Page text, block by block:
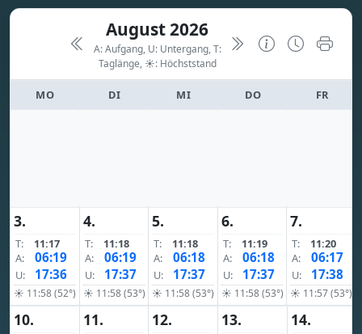
August 2026
A: Aufgang, U: Untergang, T:
Taglänge, ☀: Höchststand
MO DI MI DO FR
3.
T:
11:17
A:
06:19
U: 17:36
☀ 11:58 (52°)
4.
T:
11:18
A:
06:19
U: 17:37
☀ 11:58 (53°)
5.
T:
11:18
A:
06:18
U: 17:37
☀ 11:58 (53°)
6.
T:
11:19
A:
06:18
U: 17:37
☀ 11:58 (53°)
7.
T:
11:20
A:
06:17
U: 17:38
☀ 11:57 (53°)
10. 11. 12. 13. 14.